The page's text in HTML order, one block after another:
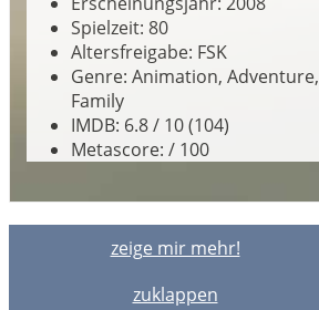
Spielzeit: 80
Altersfreigabe: FSK
Genre: Animation, Adventure,
Family
IMDB: 6.8 / 10 (104)
Metascore: / 100
zeige mir mehr!
zuklappen